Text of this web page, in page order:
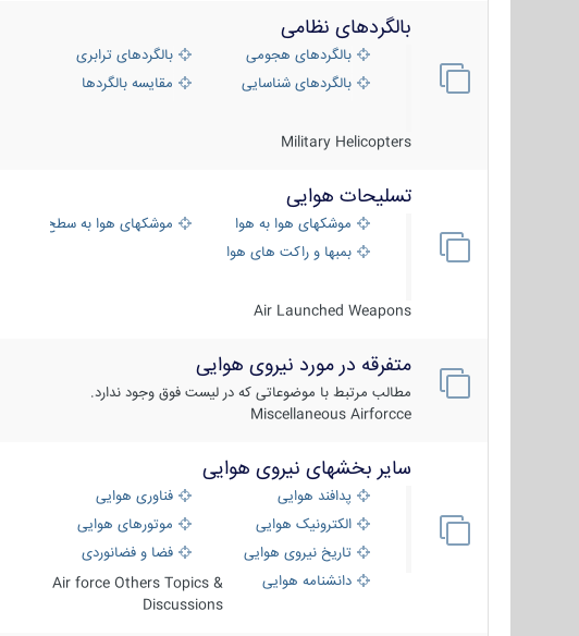
بالگردهای نظامی
بالگردهای هجومی
بالگردهای ترابری
بالگردهای شناسایی
مقایسه بالگردها
Military Helicopters
تسلیحات هوایی
موشکهای هوا به هوا
موشکهای هوا به سطح
بمبها و راکت های هوایی
Air Launched Weapons
متفرقه در مورد نیروی هوایی
مطالب مرتبط با موضوعاتی که در لیست فوق وجود ندارد.
Miscellaneous Airforcce
سایر بخشهای نیروی هوایی
پدافند هوایی
فناوری هوایی
الکترونیک هوایی
موتورهای هوایی
تاریخ نیروی هوایی
فضا و فضانوردی
دانشنامه هوایی
Air force Others Topics &
Discussions